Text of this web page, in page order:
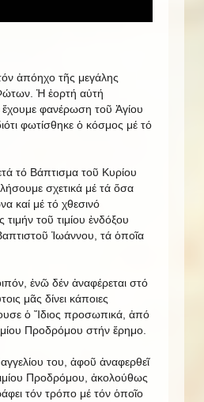
ἀπόηχο τῆς μεγάλης
Ἡ ἑορτή αὐτή
ἔχουμε φανέρωση τοῦ Ἁγίου
φωτίσθηκε ὁ κόσμος μέ τό
τό Βάπτισμα τοῦ Κυρίου
σχετικά μέ τά ὅσα
καί μέ τό χθεσινό
τοῦ τιμίου ἐνδόξου
Ἰωάννου, τά ὁποῖα
ἐνῶ δέν ἀναφέρεται στό
μᾶς δίνει κάποιες
ὁ Ἴδιος προσωπικά, ἀπό
Προδρόμου στήν ἔρημο.
του, ἀφοῦ ἀναφερθεῖ
Προδρόμου, ἀκολούθως
τόν τρόπο μέ τόν ὁποῖο